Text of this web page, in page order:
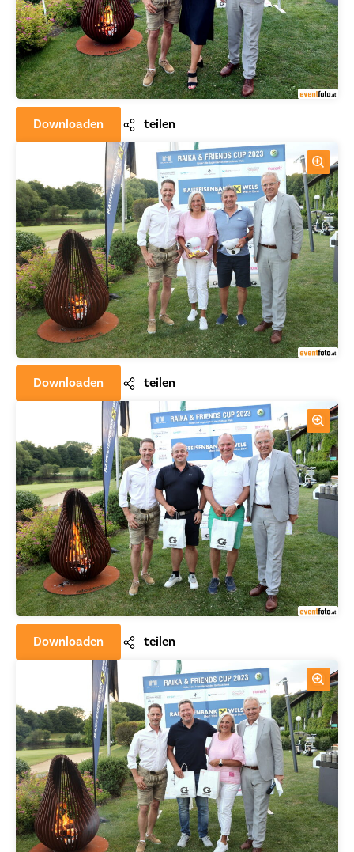
Downloaden teilen
Downloaden teilen
Downloaden teilen